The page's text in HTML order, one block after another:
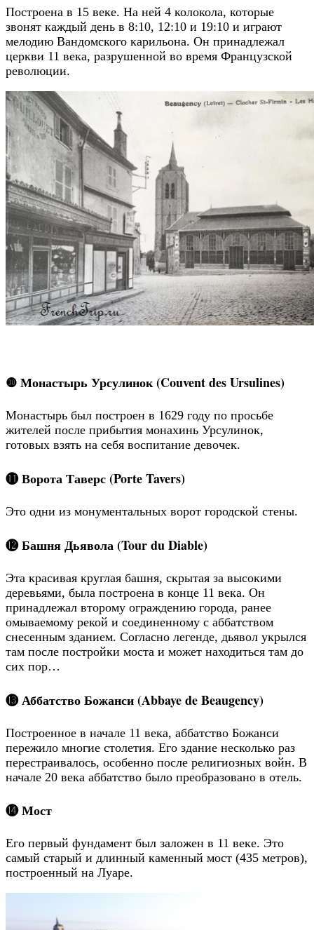
Построена в 15 веке. На ней 4 колокола, которые
звонят каждый день в 8:10, 12:10 и 19:10 и играют
мелодию Вандомского карильона. Он принадлежал
церкви 11 века, разрушенной во время Французской
революции.
❿ Монастырь Урсулинок (Couvent des Ursulines)
Монастырь был построен в 1629 году по просьбе
жителей после прибытия монахинь Урсулинок,
готовых взять на себя воспитание девочек.
⓫ Ворота Таверс (Porte Tavers)
Это одни из монументальных ворот городской стены.
⓬ Башня Дьявола (Tour du Diable)
Эта красивая круглая башня, скрытая за высокими
деревьями, была построена в конце 11 века. Он
принадлежал второму ограждению города, ранее
омываемому рекой и соединенному с аббатством
снесенным зданием. Согласно легенде, дьявол укрылся
там после постройки моста и может находиться там до
сих пор…
⓭ Аббатство Божанси (Abbaye de Beaugency)
Построенное в начале 11 века, аббатство Божанси
пережило многие столетия. Его здание несколько раз
перестраивалось, особенно после религиозных войн. В
начале 20 века аббатство было преобразовано в отель.
⓮ Мост
Его первый фундамент был заложен в 11 веке. Это
самый старый и длинный каменный мост (435 метров),
построенный на Луаре.